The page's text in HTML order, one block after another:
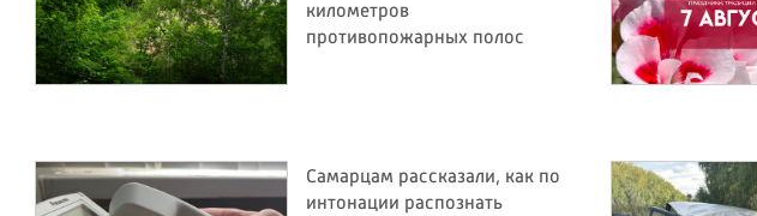
километров
противопожарных полос
Самарцам рассказали, как по
интонации распознать